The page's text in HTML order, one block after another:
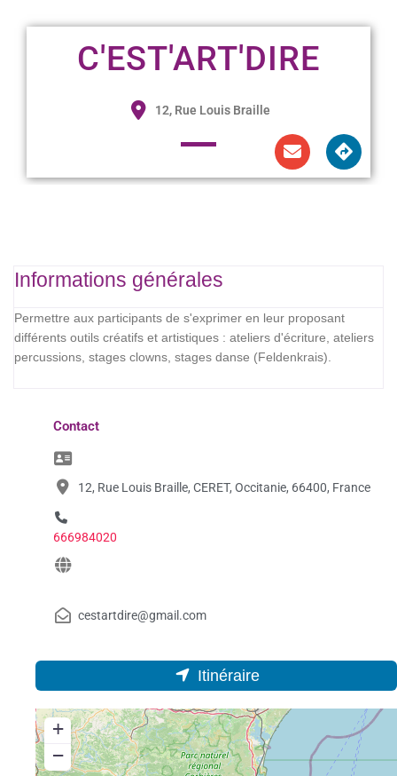
C'EST'ART'DIRE
12, Rue Louis Braille
Informations générales
Permettre aux participants de s'exprimer en leur proposant
différents outils créatifs et artistiques : ateliers d'écriture, ateliers
percussions, stages clowns, stages danse (Feldenkrais).
Contact
12, Rue Louis Braille, CERET, Occitanie, 66400, France
666984020
cestartdire@gmail.com
Itinéraire
+
−